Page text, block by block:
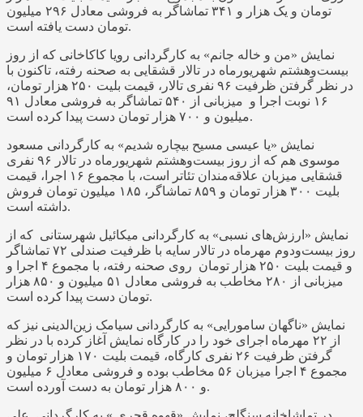
تومان و یک هزار و ۳۴۱ تماشاگر به فروشی معادل ۲۹۶ میلیون
تومان دست یافته است.
نمایش «من و خاله جانم» به کارگردانی رویا کاکاخانی که از روز
بیست‌وهشتم شهریورماه در تالار قشقایی به صحنه رفته، تاکنون با
در نظر گرفتن ظرفیت ۹۶ نفری تالار، قیمت بلیت ۲۵۰ هزار تومان،
۱۶ نوبت اجرا و میزبانی از ۵۴۰ تماشاگر به فروشی معادل ۹۱
میلیون و ۷۰۰ هزار تومان دست پیدا کرده است.
نمایش «یا عیسی مسیح بیچاره شدیم» به کارگردانی مسعود
موسوی هم که از روز بیست‌وهشتم شهریورماه در تالار ۹۶ نفری
قشقایی میزبان علاقه‌مندان تئاتر است، با مجموع ۱۶ اجرا، قیمت
بلیت ۳۰۰ هزار تومان و ۸۵۹ تماشاگر، ۱۸۵ میلیون تومان فروش
داشته است.
نمایش «ارزش‌های نسبی» به کارگردانی میکائیل شهرستانی که از
روز بیست‌ودوم مهرماه در تالار سایه با ظرفیت صندلی ۷۲ تماشاگر
و قیمت بلیت ۲۵۰ هزار تومان روی صحنه رفته، با مجموع ۴ اجرا و
میزبانی از ۲۸۰ مخاطب به فروشی معادل ۵۱ میلیون و ۸۵۰ هزار
تومان دست پیدا کرده است.
نمایش «ناگهان سامورایی» به کارگردانی سیامک زین‌الدینی نیز که
از ۲۲ مهرماه اجرای خود را در کارگاه نمایش آغاز کرده با در نظر
گرفتن ظرفیت ۲۶ نفری کارگاه، قیمت بلیت ۱۷۰ هزار تومان و
مجموع ۴ اجرا میزبان ۵۶ مخاطب بوده و فروشی معادل ۶ میلیون
و ۸۰۰ هزار تومان به دست آورده است.